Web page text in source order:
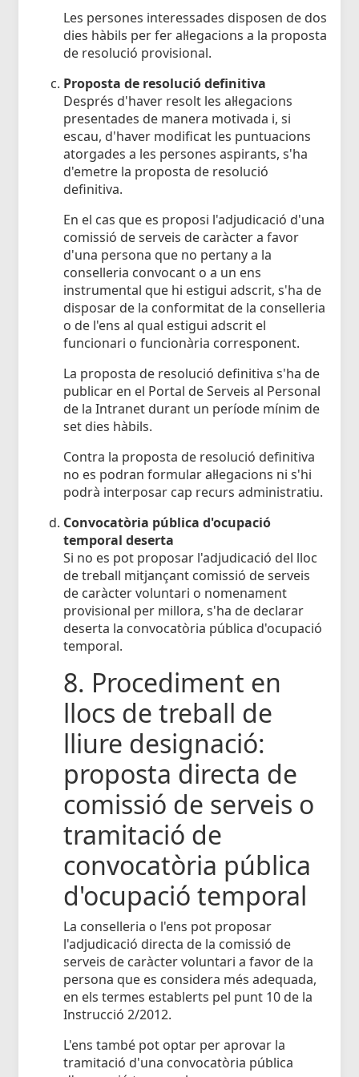
Les persones interessades disposen de dos
dies hàbils per fer al·legacions a la proposta
de resolució provisional.
Proposta de resolució definitiva
Després d'haver resolt les al·legacions
presentades de manera motivada i, si
escau, d'haver modificat les puntuacions
atorgades a les persones aspirants, s'ha
d'emetre la proposta de resolució
definitiva.
En el cas que es proposi l'adjudicació d'una
comissió de serveis de caràcter a favor
d'una persona que no pertany a la
conselleria convocant o a un ens
instrumental que hi estigui adscrit, s'ha de
disposar de la conformitat de la conselleria
o de l'ens al qual estigui adscrit el
funcionari o funcionària corresponent.
La proposta de resolució definitiva s'ha de
publicar en el Portal de Serveis al Personal
de la Intranet durant un període mínim de
set dies hàbils.
Contra la proposta de resolució definitiva
no es podran formular al·legacions ni s'hi
podrà interposar cap recurs administratiu.
Convocatòria pública d'ocupació
temporal deserta
Si no es pot proposar l'adjudicació del lloc
de treball mitjançant comissió de serveis
de caràcter voluntari o nomenament
provisional per millora, s'ha de declarar
deserta la convocatòria pública d'ocupació
temporal.
8. Procediment en
llocs de treball de
lliure designació:
proposta directa de
comissió de serveis o
tramitació de
convocatòria pública
d'ocupació temporal
La conselleria o l'ens pot proposar
l'adjudicació directa de la comissió de
serveis de caràcter voluntari a favor de la
persona que es considera més adequada,
en els termes establerts pel punt 10 de la
Instrucció 2/2012.
L'ens també pot optar per aprovar la
tramitació d'una convocatòria pública